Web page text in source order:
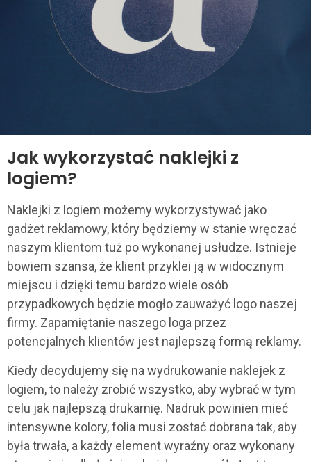
Jak wykorzystać naklejki z
logiem?
Naklejki z logiem możemy wykorzystywać jako
gadżet reklamowy, który będziemy w stanie wręczać
naszym klientom tuż po wykonanej usłudze. Istnieje
bowiem szansa, że klient przyklei ją w widocznym
miejscu i dzięki temu bardzo wiele osób
przypadkowych będzie mogło zauważyć logo naszej
firmy. Zapamiętanie naszego loga przez
potencjalnych klientów jest najlepszą formą reklamy.
Kiedy decydujemy się na wydrukowanie naklejek z
logiem, to należy zrobić wszystko, aby wybrać w tym
celu jak najlepszą drukarnię. Nadruk powinien mieć
intensywne kolory, folia musi zostać dobrana tak, aby
była trwała, a każdy element wyraźny oraz wykonany